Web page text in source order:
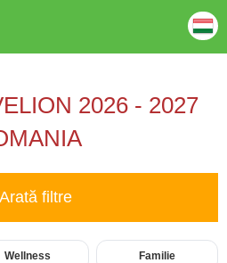
2026 - 2027
Arată filtre
Wellness Familie